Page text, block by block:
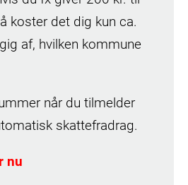
koster det dig kun ca.
af, hvilken kommune
når du tilmelder
skattefradrag.
nu